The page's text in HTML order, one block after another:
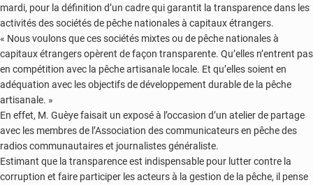
mardi, pour la définition d’un cadre qui garantit la transparence dans les
activités des sociétés de pêche nationales à capitaux étrangers.
« Nous voulons que ces sociétés mixtes ou de pêche nationales à
capitaux étrangers opèrent de façon transparente. Qu’elles n’entrent pas
en compétition avec la pêche artisanale locale. Et qu’elles soient en
adéquation avec les objectifs de développement durable de la pêche
artisanale. »
En effet, M. Guèye faisait un exposé à l’occasion d’un atelier de partage
avec les membres de l’Association des communicateurs en pêche des
radios communautaires et journalistes généraliste.
Estimant que la transparence est indispensable pour lutter contre la
corruption et faire participer les acteurs à la gestion de la pêche, il pense